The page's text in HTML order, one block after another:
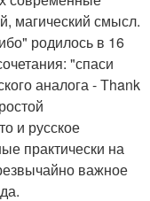
магический смысл.
родилось в 16
"спаси
аналога - Тhank
и русское
практически на
важное